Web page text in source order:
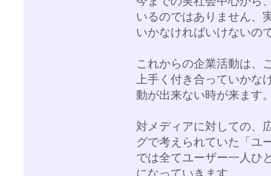
いるのではありません、
いかなければいけないの
これからの企業活動は、
上手く付き合っていか
動が出来ない時が来ます
対メディアに対しての、
グで考えられていた「ユ
では全てユーザー一人ひ
になっていきます。